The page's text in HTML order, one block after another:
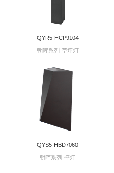
QYR5-HCP9104
朝晖系列-草坪灯
QYS5-HBD7060
朝晖系列-壁灯